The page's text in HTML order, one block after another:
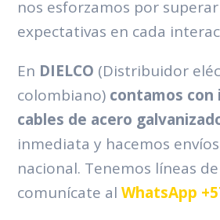
nos esforzamos por
expectativas en cada
En DIELCO (Distribuidor
colombiano) contamos
cables de acero
inmediata y hacemos
nacional. Tenemos líneas
comunícate alWhatsApp